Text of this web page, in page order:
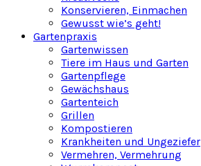
Konservieren, Einmachen
Gewusst wie’s geht!
Gartenpraxis
Gartenwissen
Tiere im Haus und Garten
Gartenpflege
Gewächshaus
Gartenteich
Grillen
Kompostieren
Krankheiten und Ungeziefer
Vermehren, Vermehrung